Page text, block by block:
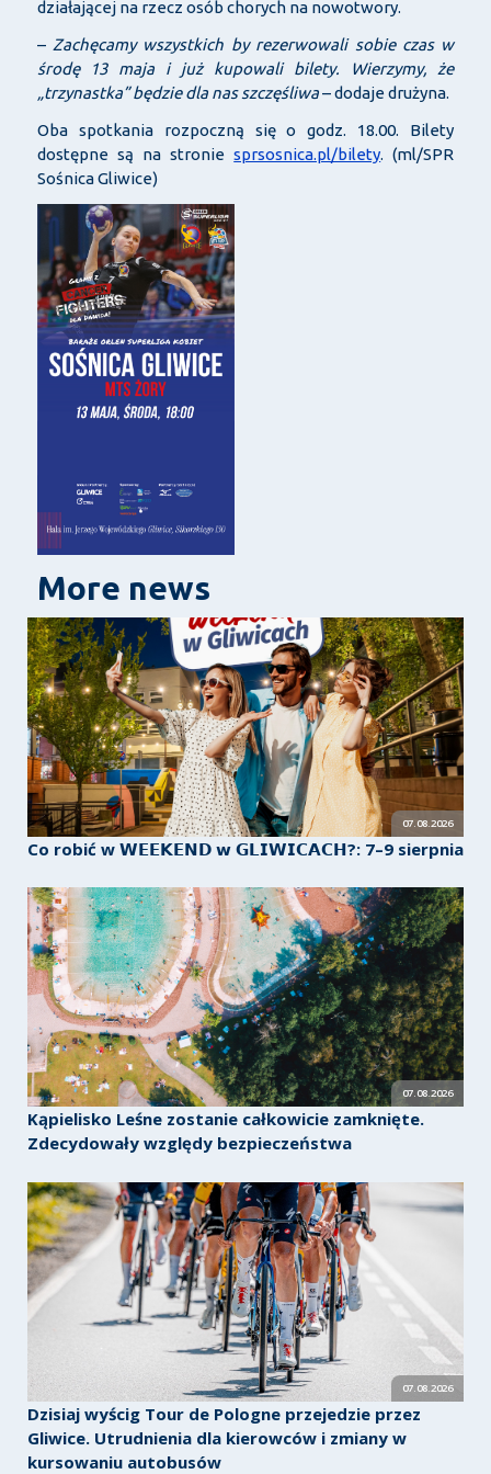
działającej na rzecz osób chorych na nowotwory.
– Zachęcamy wszystkich by rezerwowali sobie czas w
środę 13 maja i już kupowali bilety. Wierzymy, że
„trzynastka” będzie dla nas szczęśliwa– dodaje drużyna.
Oba spotkania rozpoczną się o godz. 18.00. Bilety
dostępne są na stroniesprsosnica.pl/bilety. (ml/SPR
Sośnica Gliwice)
More news
07.08.2026
Co robić w 𝗪𝗘𝗘𝗞𝗘𝗡𝗗 𝘄 𝗚𝗟𝗜𝗪𝗜𝗖𝗔𝗖𝗛?: 7–9 sierpnia
07.08.2026
Kąpielisko Leśne zostanie całkowicie zamknięte.
Zdecydowały względy bezpieczeństwa
07.08.2026
Dzisiaj wyścig Tour de Pologne przejedzie przez
Gliwice. Utrudnienia dla kierowców i zmiany w
kursowaniu autobusów